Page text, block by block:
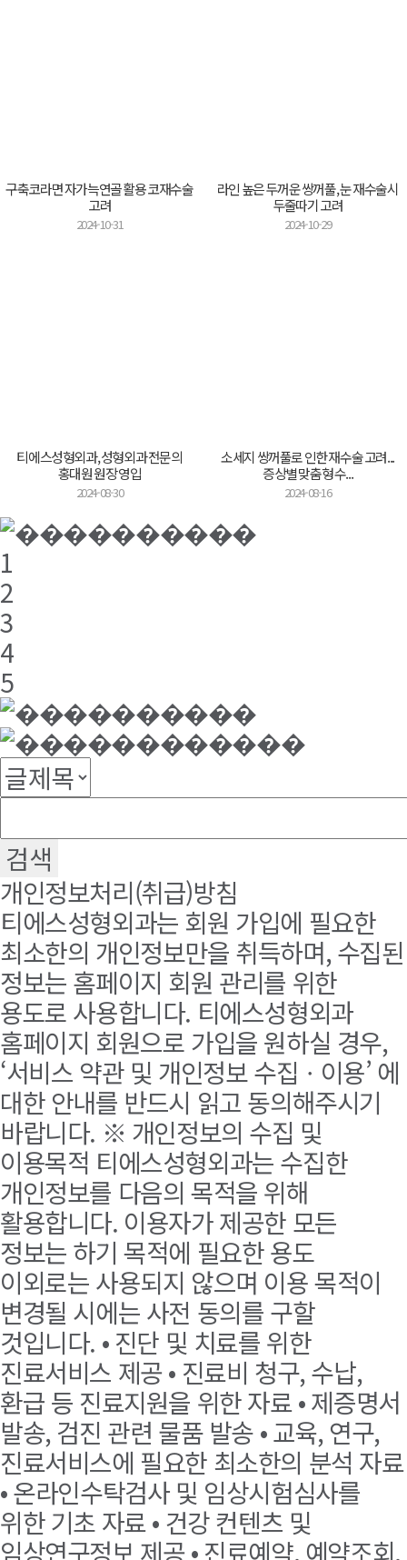
구축코라면 자가늑연골 활용 코재수술
고려
2024-10-31
라인 높은 두꺼운 쌍꺼풀, 눈 재수술시
두줄따기 고려
2024-10-29
티에스성형외과, 성형외과 전문의
홍대원 원장 영입
2024-08-30
소세지 쌍꺼풀로 인한 재수술 고려...
증상별 맞춤형 수...
2024-08-16
1
2
3
4
5
개인정보처리(취급)방침
티에스성형외과는 회원 가입에 필요한
최소한의 개인정보만을 취득하며, 수집된
정보는 홈페이지 회원 관리를 위한
용도로 사용합니다. 티에스성형외과
홈페이지 회원으로 가입을 원하실 경우,
‘서비스 약관 및 개인정보 수집ㆍ이용’ 에
대한 안내를 반드시 읽고 동의해주시기
바랍니다. ※ 개인정보의 수집 및
이용목적 티에스성형외과는 수집한
개인정보를 다음의 목적을 위해
활용합니다. 이용자가 제공한 모든
정보는 하기 목적에 필요한 용도
이외로는 사용되지 않으며 이용 목적이
변경될 시에는 사전 동의를 구할
것입니다. • 진단 및 치료를 위한
진료서비스 제공 • 진료비 청구, 수납,
환급 등 진료지원을 위한 자료 • 제증명서
발송, 검진 관련 물품 발송 • 교육, 연구,
진료서비스에 필요한 최소한의 분석 자료
• 온라인수탁검사 및 임상시험심사를
위한 기초 자료 • 건강 컨텐츠 및
임상연구정보 제공 • 진료예약, 예약조회,